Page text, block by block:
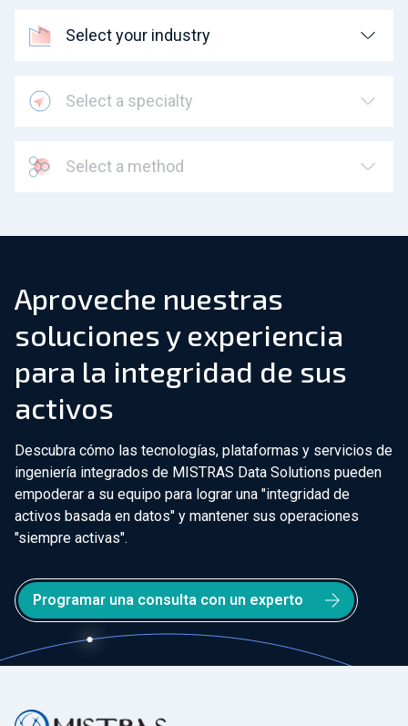
Select your industry
Select a specialty
Select a method
Aproveche nuestras
soluciones y experiencia
para la integridad de sus
activos
Descubra cómo las tecnologías, plataformas y servicios de
ingeniería integrados de MISTRAS Data Solutions pueden
empoderar a su equipo para lograr una "integridad de
activos basada en datos" y mantener sus operaciones
"siempre activas".
Programar una consulta con un experto